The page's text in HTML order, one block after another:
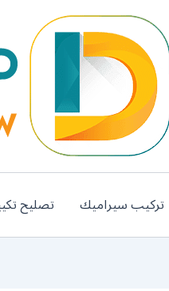
تركيب سيراميك تصليح